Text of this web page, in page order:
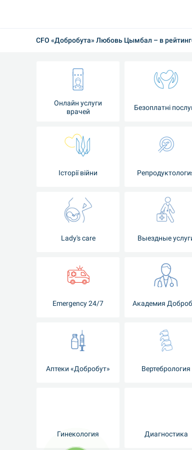
CFO «Добробута» Любовь Цымбал – в
Онлайн услуги
врачей
Безоплатні
Iсторії війни
Lady's care Выездные
Emergency 24/7 Академия
Аптеки «Добробут» Вертебрология
Гинекология Диагностика